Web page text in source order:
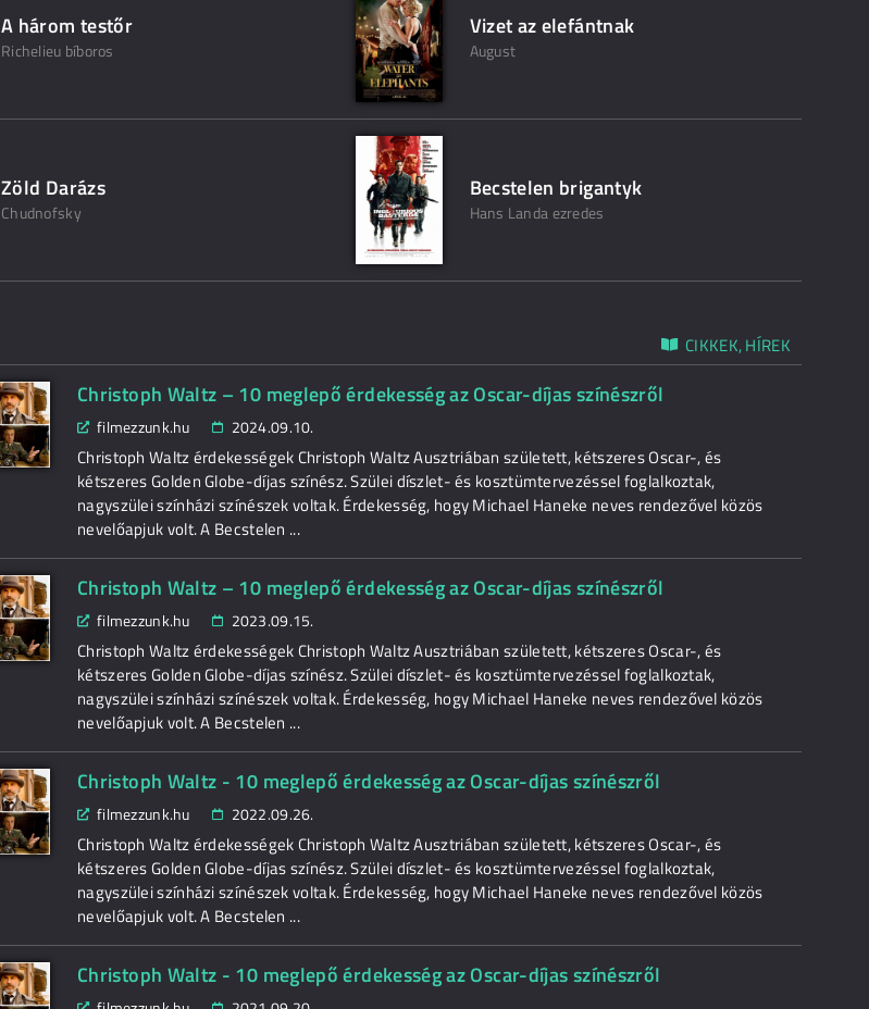
A három testőr
Richelieu bíboros
Vizet az elefántnak
August
Zöld Darázs
Chudnofsky
Becstelen brigantyk
Hans Landa ezredes
CIKKEK, HÍREK
Christoph Waltz – 10 meglepő érdekesség az Oscar-díjas színészről
filmezzunk.hu 2024.09.10.
Christoph Waltz érdekességek Christoph Waltz Ausztriában született, kétszeres Oscar-, és
kétszeres Golden Globe-díjas színész. Szülei díszlet- és kosztümtervezéssel foglalkoztak,
nagyszülei színházi színészek voltak. Érdekesség, hogy Michael Haneke neves rendezővel közös
nevelőapjuk volt. A Becstelen ...
Christoph Waltz – 10 meglepő érdekesség az Oscar-díjas színészről
filmezzunk.hu 2023.09.15.
Christoph Waltz érdekességek Christoph Waltz Ausztriában született, kétszeres Oscar-, és
kétszeres Golden Globe-díjas színész. Szülei díszlet- és kosztümtervezéssel foglalkoztak,
nagyszülei színházi színészek voltak. Érdekesség, hogy Michael Haneke neves rendezővel közös
nevelőapjuk volt. A Becstelen ...
Christoph Waltz - 10 meglepő érdekesség az Oscar-díjas színészről
filmezzunk.hu 2022.09.26.
Christoph Waltz érdekességek Christoph Waltz Ausztriában született, kétszeres Oscar-, és
kétszeres Golden Globe-díjas színész. Szülei díszlet- és kosztümtervezéssel foglalkoztak,
nagyszülei színházi színészek voltak. Érdekesség, hogy Michael Haneke neves rendezővel közös
nevelőapjuk volt. A Becstelen ...
Christoph Waltz - 10 meglepő érdekesség az Oscar-díjas színészről